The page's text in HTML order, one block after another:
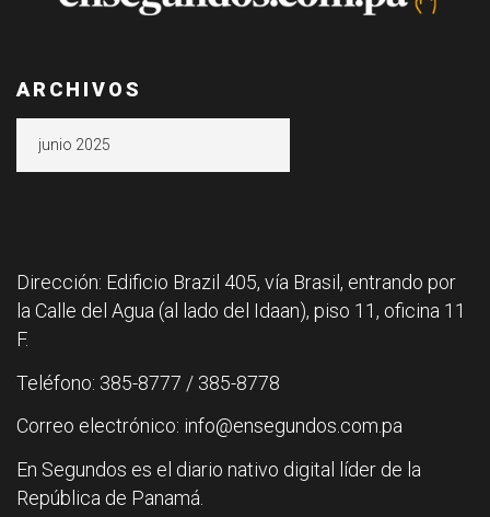
ARCHIVOS
Dirección: Edificio Brazil 405, vía Brasil, entrando por
la Calle del Agua (al lado del Idaan), piso 11, oficina 11
F.
Teléfono: 385-8777 / 385-8778
Correo electrónico: info@ensegundos.com.pa
En Segundos es el diario nativo digital líder de la
República de Panamá.